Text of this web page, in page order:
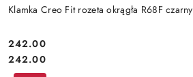
Klamka Creo Fit rozeta okrągła R68F czarny
Cena:
242.00
Cena:
242.00